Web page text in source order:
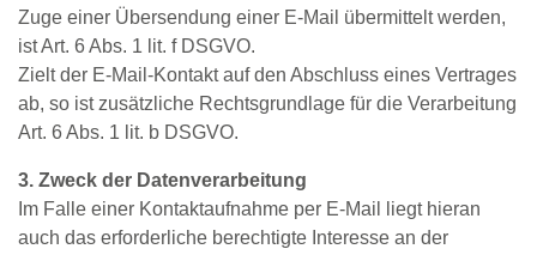
Zuge einer Übersendung einer E-Mail übermittelt werden,
ist Art. 6 Abs. 1 lit. f DSGVO.
Zielt der E‐Mail‐Kontakt auf den Abschluss eines Vertrages
ab, so ist zusätzliche Rechtsgrundlage für die Verarbeitung
Art. 6 Abs. 1 lit. b DSGVO.
3. Zweck der Datenverarbeitung
Im Falle einer Kontaktaufnahme per E‐Mail liegt hieran
auch das erforderliche berechtigte Interesse an der